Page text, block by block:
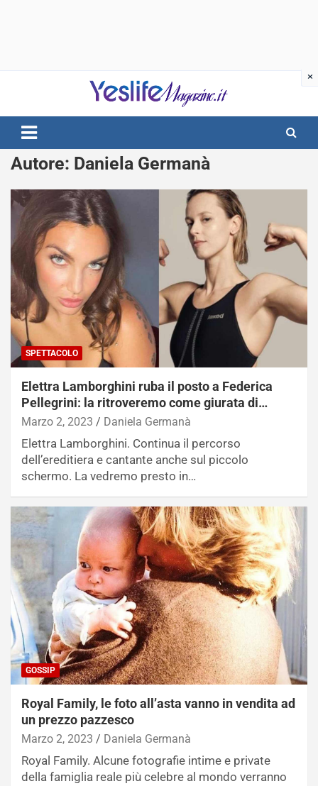
notizie di intrattenimento
Autore: Daniela Germanà
SPETTACOLO
Elettra Lamborghini ruba il posto a Federica
Pellegrini: la ritroveremo come giurata di…
Marzo 2, 2023 Daniela Germanà
Elettra Lamborghini. Continua il percorso
dell’ereditiera e cantante anche sul piccolo
schermo. La vedremo presto in…
GOSSIP
Royal Family, le foto all’asta vanno in vendita ad
un prezzo pazzesco
Marzo 2, 2023 Daniela Germanà
Royal Family. Alcune fotografie intime e private
della famiglia reale più celebre al mondo verranno